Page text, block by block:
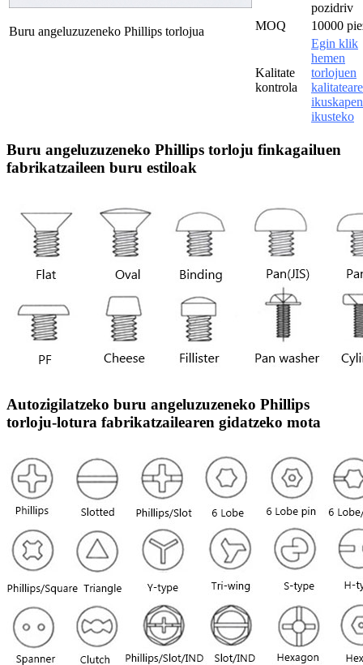
Buru angeluzuzeneko Phillips torlojua
pozidriv
MOQ
10000
Kalitate
kontrola
Egin klik
hemen
torlojuen
ikusteko
Buru angeluzuzeneko Phillips torloju finkagailuen
fabrikatzaileen buru estiloak
Autozigilatzeko buru angeluzuzeneko Phillips
torloju-lotura fabrikatzailearen gidatzeko mota